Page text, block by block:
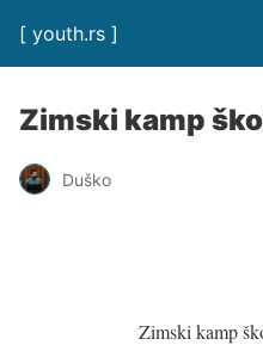
[ youth.rs ]
Zimski kamp
Duško
Zimski kamp